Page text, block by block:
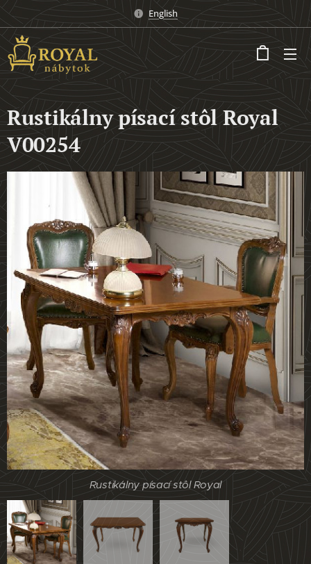
English
Rustikálny písací stôl Royal
V00254
Rustikálny písací stôl Royal
Rustikálny písací stôl Royal
Rustikálny písací stôl Royal